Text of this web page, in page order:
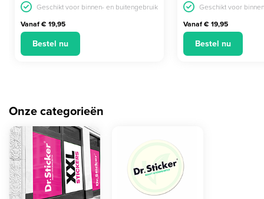
Geschikt voor binnen- en buitengebruik
Vanaf € 19,95
Bestel nu
Geschikt voor
Vanaf € 19,95
Bestel nu
Onze categorieën